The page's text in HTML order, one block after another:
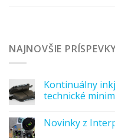
NAJNOVŠIE
Kontinuálny
technické
Novinky z